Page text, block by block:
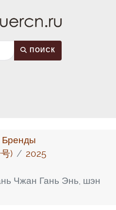
ПОИСК
Бренды
)
2025
Чжан Гань Энь, шэн